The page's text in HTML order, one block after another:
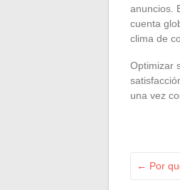
anuncios.
cuenta
clima de
Optimizar
una vez
← Por